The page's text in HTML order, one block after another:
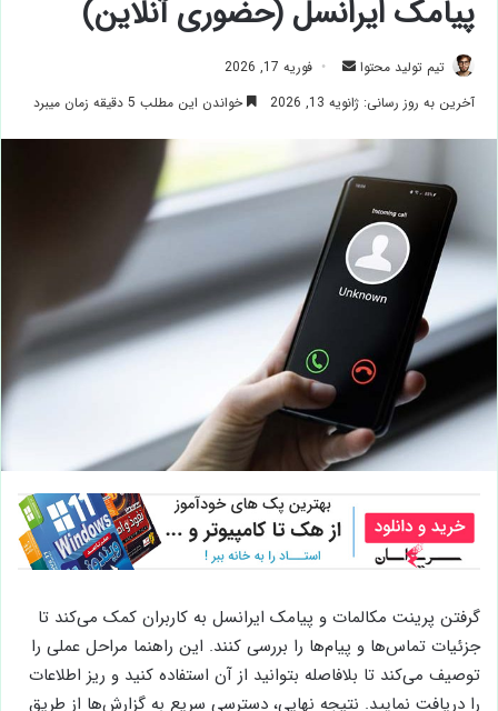
پیامک ایرانسل (حضوری آنلاین)
تیم تولید محتوا ارسال
ایمیل
فوریه 17, 2026
آخرین به روز رسانی: ژانویه 13, 2026
خواندن این مطلب 5 دقیقه زمان میبرد
گرفتن پرینت مکالمات و پیامک ایرانسل به کاربران کمک می‌کند تا
جزئیات تماس‌ها و پیام‌ها را بررسی کنند. این راهنما مراحل عملی را
توصیف می‌کند تا بلافاصله بتوانید از آن استفاده کنید و ریز اطلاعات
را دریافت نمایید. نتیجه نهایی، دسترسی سریع به گزارش‌ها از طریق